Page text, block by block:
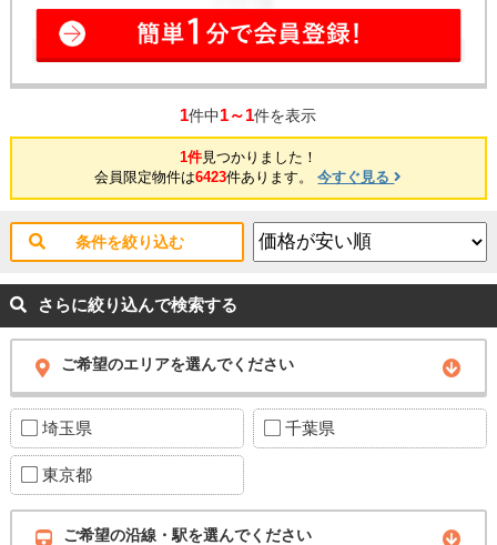
1件中1～1件を表示
1件見つかりました！
会員限定物件は6423件あります。今すぐ見る
条件を絞り込む
さらに絞り込んで検索する
ご希望のエリアを選んでください
埼玉県 千葉県
東京都
ご希望の沿線・駅を選んでください